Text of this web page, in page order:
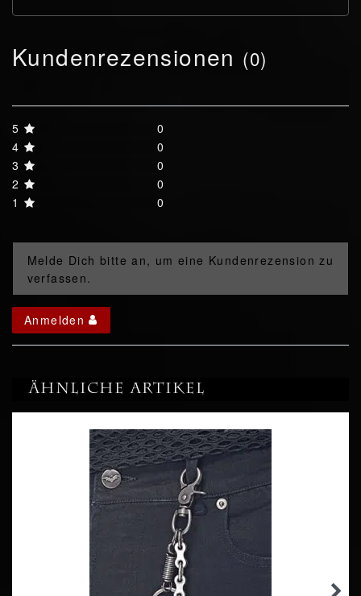
Kundenrezensionen (0)
5
0
4
0
3
0
2
0
1
0
Melde Dich bitte an, um eine Kundenrezension zu
verfassen.
Anmelden
Ähnliche Artikel